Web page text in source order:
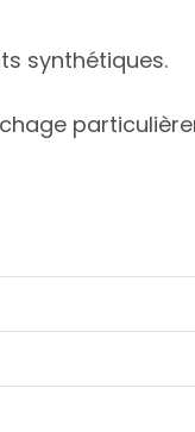
synthétiques.